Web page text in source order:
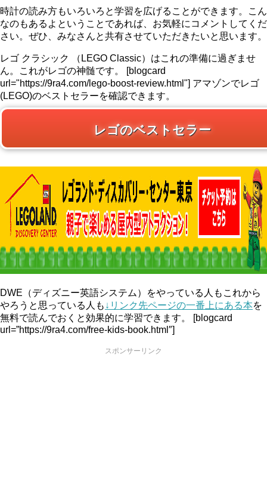
時計の読み方もいろいろと学習を広げることができます。こん
なのもあるよということであれば、お気軽にコメントしてくだ
さい。ぜひ、みなさんと共有させていただきたいと思います。
レゴ クラシック （LEGO Classic）はこれの準備に過ぎませ
ん。これがレゴの神髄です。 [blogcard
url="https://9ra4.com/lego-boost-review.html"] アマゾンでレゴ
(LEGO)のベストセラーを確認できます。
レゴのベストセラー
DWE（ディズニー英語システム）をやっている人もこれから
やろうと思っている人も ↓リンク先ページの一番上にある本を
無料で読んでおくと効果的に学習できます。 [blogcard
url=”https://9ra4.com/free-kids-book.html″]
スポンサーリンク